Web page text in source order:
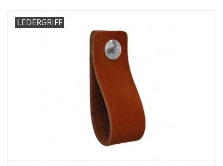
Leder Regalstützen
LEDERGRIFF